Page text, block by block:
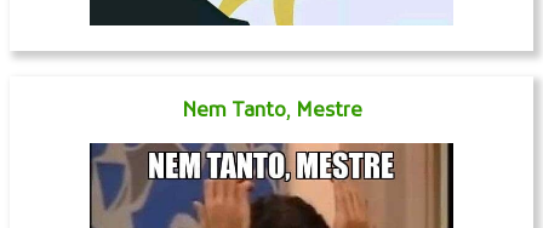
Nem Tanto, Mestre